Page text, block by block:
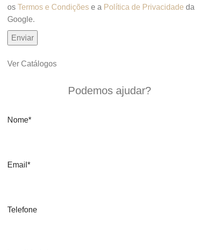
os Termos e Condições e a Política de Privacidade da
Google.
Ver Catálogos
Podemos ajudar?
Nome*
Email*
Telefone